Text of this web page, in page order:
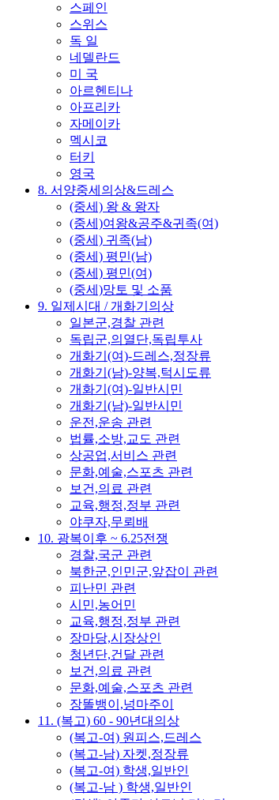
스페인
스위스
독 일
네델란드
미 국
아르헨티나
아프리카
자메이카
멕시코
터키
영국
8. 서양중세의상&드레스
(중세) 왕 & 왕자
(중세)여왕&공주&귀족(여)
(중세) 귀족(남)
(중세) 평민(남)
(중세) 평민(여)
(중세)망토 및 소품
9. 일제시대 / 개화기의상
일본군,경찰 관련
독립군,의열단,독립투사
개화기(여)-드레스,정장류
개화기(남)-양복,턱시도류
개화기(여)-일반시민
개화기(남)-일반시민
운전,운송 관련
법률,소방,교도 관련
상공업,서비스 관련
문화,예술,스포츠 관련
보건,의료 관련
교육,행정,정부 관련
야쿠자,무뢰배
10. 광복이후 ~ 6.25전쟁
경찰,국군 관련
북한군,인민군,앞잡이 관련
피난민 관련
시민,농어민
교육,행정,정부 관련
장마당,시장상인
청년단,건달 관련
보건,의료 관련
문화,예술,스포츠 관련
장똘뱅이,넝마주이
11. (복고) 60 - 90년대의상
(복고-여) 원피스,드레스
(복고-남) 자켓,정장류
(복고-여) 학생,일반인
(복고-남 ) 학생,일반인